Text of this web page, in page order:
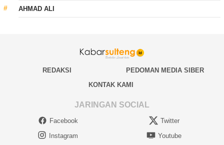
AHMAD ALI
REDAKSI
PEDOMAN MEDIA SIBER
KONTAK KAMI
JARINGAN SOCIAL
Facebook
Twitter
Instagram
Youtube